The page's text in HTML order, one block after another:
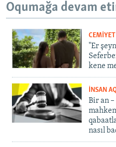
Oqumağa devam
CEMİYET
"Er
kene
İNSAN
Bir an –
nasıl